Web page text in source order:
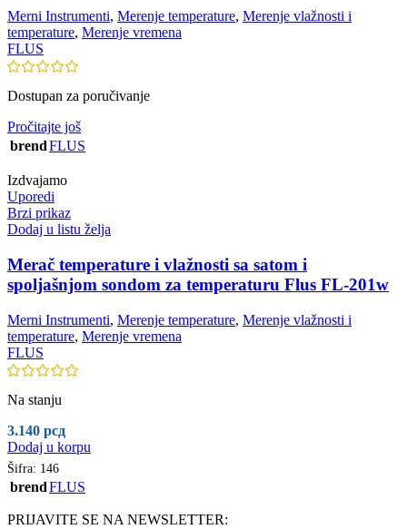
Merni Instrumenti, Merenje temperature, Merenje vlažnosti i
temperature, Merenje vremena
FLUS
Dostupan za poručivanje
Pročitajte još
brendFLUS
Izdvajamo
Uporedi
Brzi prikaz
Dodaj u listu želja
Merač temperature i vlažnosti sa satom i
spoljašnjom sondom za temperaturu Flus FL-201w
Merni Instrumenti, Merenje temperature, Merenje vlažnosti i
temperature, Merenje vremena
FLUS
Na stanju
3.140 рсд
Dodaj u korpu
Šifra: 146
brendFLUS
PRIJAVITE SE NA NEWSLETTER: